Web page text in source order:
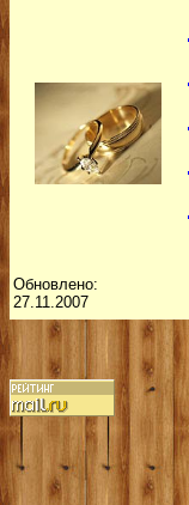
Обновлено:
27.11.2007